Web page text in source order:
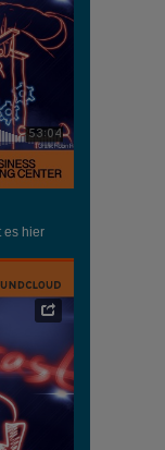
es hier